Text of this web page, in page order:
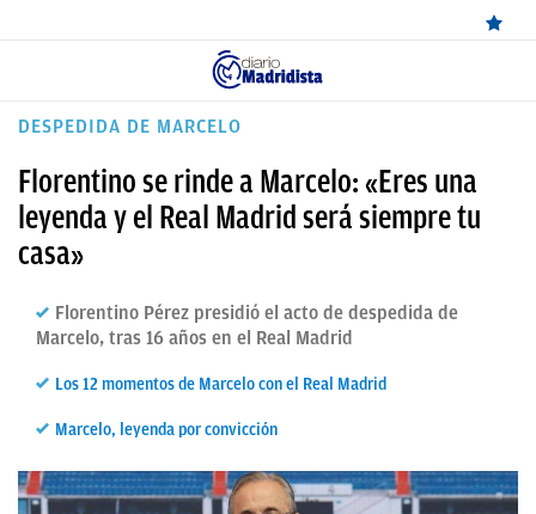
ÚLTIMAS
REAL
MADRID
CANTERA
FICHAJES
DIRECTO
FEMENINO
DESPEDIDA DE MARCELO
Florentino se rinde a Marcelo: «Eres una
leyenda y el Real Madrid será siempre tu
casa»
Florentino Pérez presidió el acto de despedida de
Marcelo, tras 16 años en el Real Madrid
Los 12 momentos de Marcelo con el Real Madrid
Marcelo, leyenda por convicción